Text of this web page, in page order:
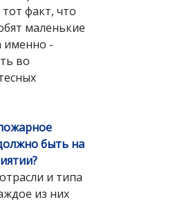
факт, что
маленькие
именно -
во
быть на
и типа
из них